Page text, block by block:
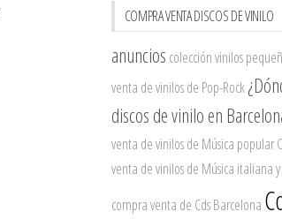
COMPRA VENTA DISCOS DE VINILO
anuncios colección vinilos
venta de vinilos de Pop-Rock
discos de vinilo en
venta de vinilos de Música popular
venta de vinilos de Música italiana
compra venta de Cds Barcelona